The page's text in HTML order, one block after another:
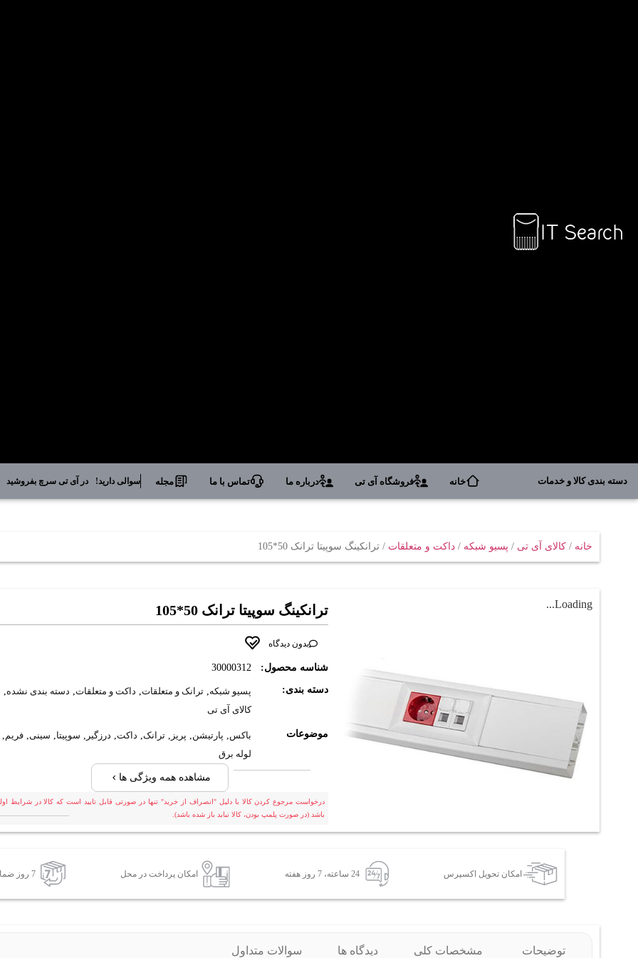
دسته بندی کالا و خدمات خانه فروشگاه آی تی درباره ما تماس با ما مجله سوالی دارید! در آی تی سرچ بفروشید
خانه / کالای آی تی / پسیو شبکه / داکت و متعلقات / ترانکينگ سوپيتا ترانک 50*105
Loading... ترانکينگ سوپيتا ترانک 50*105
بدون دیدگاه
شناسه محصول: 30000312
دسته بندی: پسیو شبکه, ترانک و متعلقات, داکت و متعلقات, دسته بندی نشده,
کالای آی تی
موضوعات باکس, پارتیشن, پریز , ترانک, داکت, درزگیر , سوپیتا, سینی, فریم,
لوله برق
مشاهده همه ویژگی ها
درخواست مرجوع کردن کالا با دلیل "انصراف از خرید" تنها در صورتی قابل تایید است که کالا در شرایط
باشد (در صورت پلمپ بودن، کالا نباید باز شده باشد).
امکان تحویل اکسپرس 24 ساعته، 7 روز هفته امکان پرداخت در محل 7 روز ضمانت بازگشت کالا
توضیحات مشخصات کلی دیدگاه ها سوالات متداول